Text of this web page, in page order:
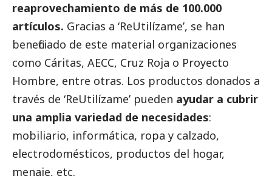
reaprovechamiento de más de 100.000
artículos. Gracias a ‘ReUtilízame’, se han
beneficiado de este material organizaciones
como Cáritas, AECC, Cruz Roja o Proyecto
Hombre, entre otras. Los productos donados a
través de ‘ReUtilízame’ pueden ayudar a cubrir
una amplia variedad de necesidades:
mobiliario, informática, ropa y calzado,
electrodomésticos, productos del hogar,
menaje, etc.